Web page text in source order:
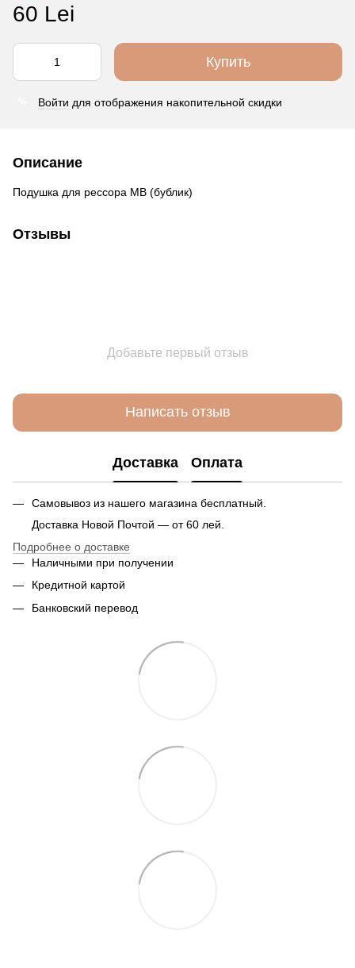
60 Lei
Купить
Войти для отображения накопительной скидки
Описание
Подушка для рессора MB (бублик)
Отзывы
Добавьте первый отзыв
Написать отзыв
Доставка Оплата
Самовывоз из нашего магазина бесплатный.
Доставка Новой Почтой — от 60 лей.
Подробнее о доставке
Наличными при получении
Кредитной картой
Банковский перевод